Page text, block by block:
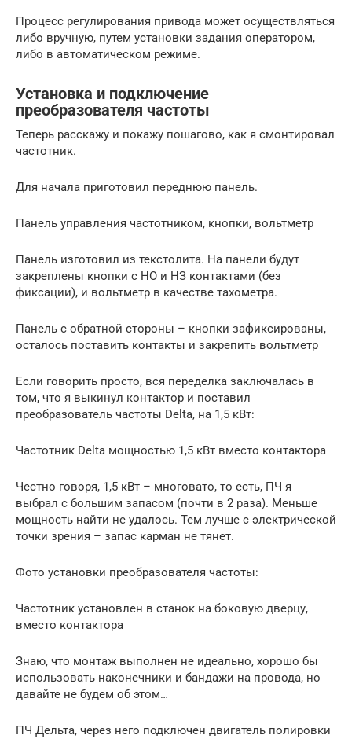
Процесс регулирования привода может осуществляться
либо вручную, путем установки задания оператором,
либо в автоматическом режиме.
Установка и подключение
преобразователя частоты
Теперь расскажу и покажу пошагово, как я смонтировал
частотник.
Для начала приготовил переднюю панель.
Панель управления частотником, кнопки, вольтметр
Панель изготовил из текстолита. На панели будут
закреплены кнопки с НО и НЗ контактами (без
фиксации), и вольтметр в качестве тахометра.
Панель с обратной стороны – кнопки зафиксированы,
осталось поставить контакты и закрепить вольтметр
Если говорить просто, вся переделка заключалась в
том, что я выкинул контактор и поставил
преобразователь частоты Delta, на 1,5 кВт:
Частотник Delta мощностью 1,5 кВт вместо контактора
Честно говоря, 1,5 кВт – многовато, то есть, ПЧ я
выбрал с большим запасом (почти в 2 раза). Меньше
мощность найти не удалось. Тем лучше с электрической
точки зрения – запас карман не тянет.
Фото установки преобразователя частоты:
Частотник установлен в станок на боковую дверцу,
вместо контактора
Знаю, что монтаж выполнен не идеально, хорошо бы
использовать наконечники и бандажи на провода, но
давайте не будем об этом…
ПЧ Дельта, через него подключен двигатель полировки